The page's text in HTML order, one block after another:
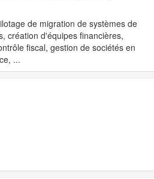
de migration de systèmes de
création d'équipes financières,
fiscal, gestion de sociétés en
...